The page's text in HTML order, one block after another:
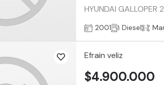
HYUNDAI GALLOPER
2001 Diesel
Efrain veliz
$4.900.000